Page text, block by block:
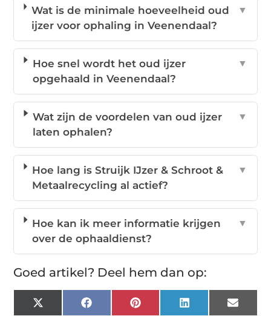
Wat is de minimale hoeveelheid oud
ijzer voor ophaling in Veenendaal?
▼
Hoe snel wordt het oud ijzer
opgehaald in Veenendaal?
▼
Wat zijn de voordelen van oud ijzer
laten ophalen?
▼
Hoe lang is Struijk IJzer & Schroot &
Metaalrecycling al actief?
▼
Hoe kan ik meer informatie krijgen
over de ophaaldienst?
▼
Goed artikel? Deel hem dan op:
X
FacebookPinterest LinkedIn Email